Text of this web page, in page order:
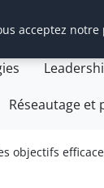
Cabinet
Réseautage et
objectifs
acceptez